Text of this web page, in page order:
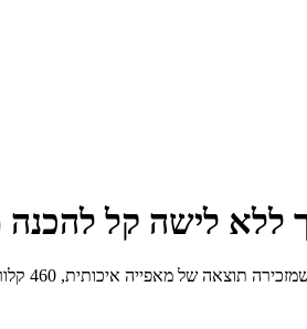
ללא לישה קל להכנה
איכותית, 460 קלוריות למנה, 202 קלוריות ל-100 גרם